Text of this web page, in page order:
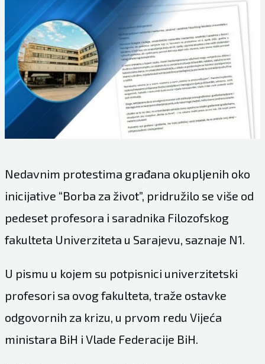
Nedavnim protestima građana okupljenih oko
inicijative “Borba za život”, pridružilo se više od
pedeset profesora i saradnika Filozofskog
fakulteta Univerziteta u Sarajevu, saznaje N1.
U pismu u kojem su potpisnici univerzitetski
profesori sa ovog fakulteta, traže ostavke
odgovornih za krizu, u prvom redu Vijeća
ministara BiH i Vlade Federacije BiH.